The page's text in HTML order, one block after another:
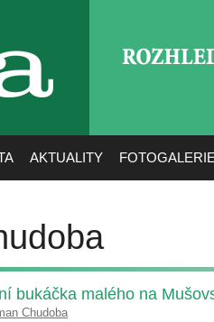
AKTUALITY
bukáčka malého na
Chudoba